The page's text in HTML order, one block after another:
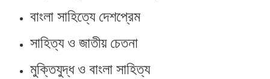
বাংলা সাহিত্যে দেশপ্রেম
সাহিত্য ও জাতীয় চেতনা
মুক্তিযুদ্ধ ও বাংলা সাহিত্য